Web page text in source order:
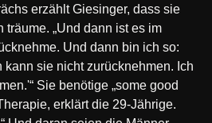
erzählt Giesinger, dass sie
träume. „Und dann ist es im
Und dann bin ich so:
kann sie nicht zurücknehmen. Ich
Sie benötige „some good
erklärt die 29-Jährige.